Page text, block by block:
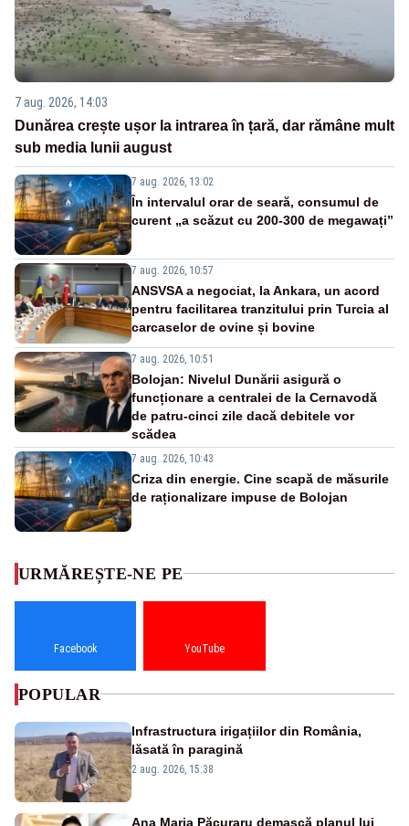
7 aug. 2026, 14:03
Dunărea crește ușor la intrarea în țară, dar rămâne mult
sub media lunii august
7 aug. 2026, 13:02
În intervalul orar de seară, consumul de
curent „a scăzut cu 200-300 de megawați”
7 aug. 2026, 10:57
ANSVSA a negociat, la Ankara, un acord
pentru facilitarea tranzitului prin Turcia al
carcaselor de ovine și bovine
7 aug. 2026, 10:51
Bolojan: Nivelul Dunării asigură o
funcționare a centralei de la Cernavodă
de patru-cinci zile dacă debitele vor
scădea
7 aug. 2026, 10:43
Criza din energie. Cine scapă de măsurile
de raționalizare impuse de Bolojan
URMĂREȘTE-NE PE
Facebook YouTube
POPULAR
Infrastructura irigațiilor din România,
lăsată în paragină
2 aug. 2026, 15:38
Ana Maria Păcuraru demască planul lui